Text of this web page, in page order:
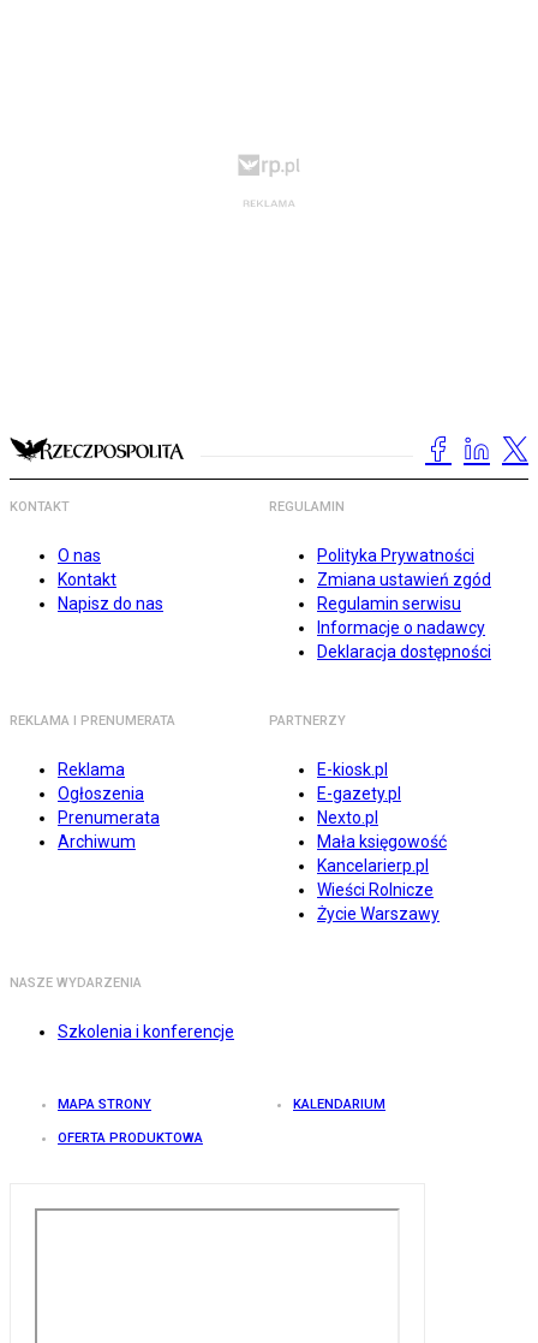
KONTAKT
O nas
Kontakt
Napisz do nas
REGULAMIN
Polityka Prywatności
Zmiana ustawień zgód
Regulamin serwisu
Informacje o nadawcy
Deklaracja dostępności
REKLAMA I PRENUMERATA
Reklama
Ogłoszenia
Prenumerata
Archiwum
PARTNERZY
E-kiosk.pl
E-gazety.pl
Nexto.pl
Mała księgowość
Kancelarierp.pl
Wieści Rolnicze
Życie Warszawy
NASZE WYDARZENIA
Szkolenia i konferencje
MAPA STRONY KALENDARIUM
OFERTA PRODUKTOWA